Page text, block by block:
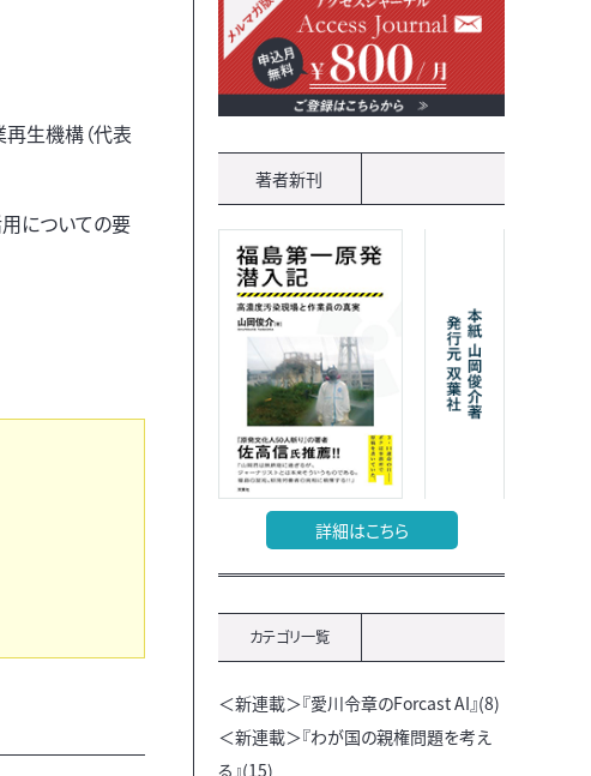
生機構（代表
用についての要
著者新刊
詳細はこちら
カテゴリ一覧
＜新連載＞『愛川令章のForcast AI』(8)
＜新連載＞『わが国の親権問題を考え
る』(15)